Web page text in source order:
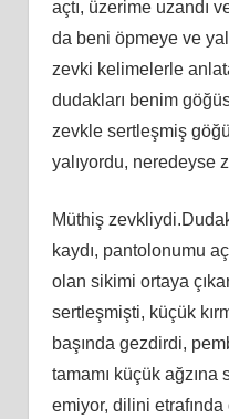
açtı, üzerime uzandı
da beni öpmeye ve
zevki kelimelerle
dudakları benim
zevkle sertleşmiş
yalıyordu, neredeyse
Müthiş
kaydı, pantolonumu
olan sikimi ortaya
sertleşmişti, küçük
başında gezdirdi,
tamamı küçük ağzına
emiyor, dilini